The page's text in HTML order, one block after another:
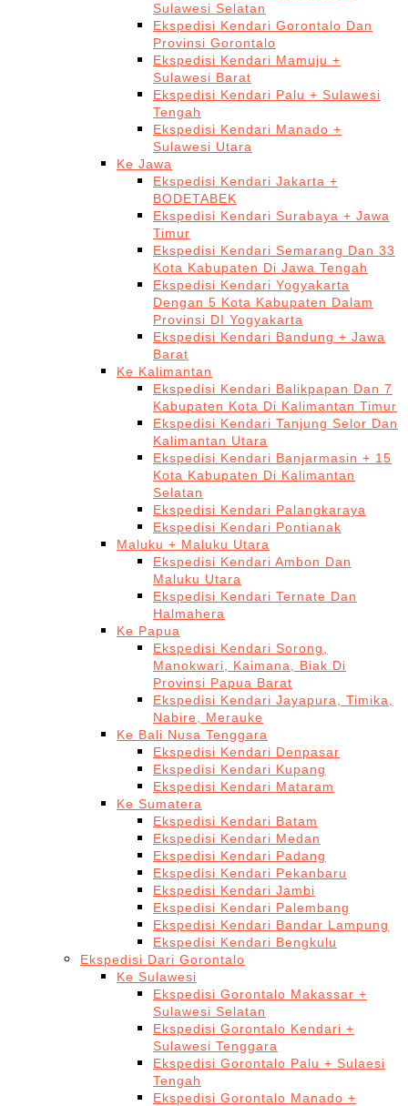
Sulawesi Selatan
Ekspedisi Kendari Gorontalo Dan
Provinsi Gorontalo
Ekspedisi Kendari Mamuju +
Sulawesi Barat
Ekspedisi Kendari Palu + Sulawesi
Tengah
Ekspedisi Kendari Manado +
Sulawesi Utara
Ke Jawa
Ekspedisi Kendari Jakarta +
BODETABEK
Ekspedisi Kendari Surabaya + Jawa
Timur
Ekspedisi Kendari Semarang Dan 33
Kota Kabupaten Di Jawa Tengah
Ekspedisi Kendari Yogyakarta
Dengan 5 Kota Kabupaten Dalam
Provinsi DI Yogyakarta
Ekspedisi Kendari Bandung + Jawa
Barat
Ke Kalimantan
Ekspedisi Kendari Balikpapan Dan 7
Kabupaten Kota Di Kalimantan Timur
Ekspedisi Kendari Tanjung Selor Dan
Kalimantan Utara
Ekspedisi Kendari Banjarmasin + 15
Kota Kabupaten Di Kalimantan
Selatan
Ekspedisi Kendari Palangkaraya
Ekspedisi Kendari Pontianak
Maluku + Maluku Utara
Ekspedisi Kendari Ambon Dan
Maluku Utara
Ekspedisi Kendari Ternate Dan
Halmahera
Ke Papua
Ekspedisi Kendari Sorong,
Manokwari, Kaimana, Biak Di
Provinsi Papua Barat
Ekspedisi Kendari Jayapura, Timika,
Nabire, Merauke
Ke Bali Nusa Tenggara
Ekspedisi Kendari Denpasar
Ekspedisi Kendari Kupang
Ekspedisi Kendari Mataram
Ke Sumatera
Ekspedisi Kendari Batam
Ekspedisi Kendari Medan
Ekspedisi Kendari Padang
Ekspedisi Kendari Pekanbaru
Ekspedisi Kendari Jambi
Ekspedisi Kendari Palembang
Ekspedisi Kendari Bandar Lampung
Ekspedisi Kendari Bengkulu
Ekspedisi Dari Gorontalo
Ke Sulawesi
Ekspedisi Gorontalo Makassar +
Sulawesi Selatan
Ekspedisi Gorontalo Kendari +
Sulawesi Tenggara
Ekspedisi Gorontalo Palu + Sulaesi
Tengah
Ekspedisi Gorontalo Manado +